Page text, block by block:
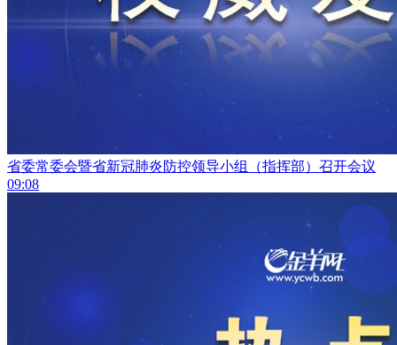
省委常委会暨省新冠肺炎防控领导小组（指挥部）召开会议
09:08